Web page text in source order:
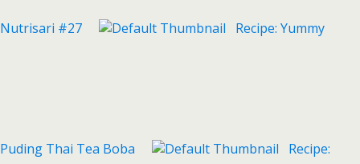
Nutrisari #27 Recipe: Yummy
Puding Thai Tea Boba Recipe: